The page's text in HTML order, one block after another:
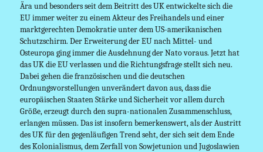
Ära und besonders seit dem Beitritt des UK entwickelte sich die
EU immer weiter zu einem Akteur des Freihandels und einer
marktgerechten Demokratie unter dem US-amerikanischen
Schutzschirm. Der Erweiterung der EU nach Mittel- und
Osteuropa ging immer die Ausdehnung der Nato voraus. Jetzt hat
das UK die EU verlassen und die Richtungsfrage stellt sich neu.
Dabei gehen die französischen und die deutschen
Ordnungsvorstellungen unverändert davon aus, dass die
europäischen Staaten Stärke und Sicherheit vor allem durch
Größe, erzeugt durch den supra-nationalen Zusammenschluss,
erlangen müssen. Das ist insofern bemerkenswert, als der Austritt
des UK für den gegenläufigen Trend seht, der sich seit dem Ende
des Kolonialismus, dem Zerfall von Sowjetunion und Jugoslawien